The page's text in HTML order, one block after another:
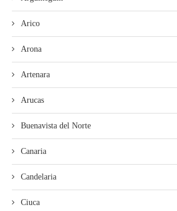
Arico
Arona
Artenara
Arucas
Buenavista del Norte
Canaria
Candelaria
Ciuca